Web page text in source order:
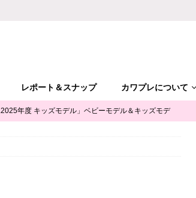
レポート＆スナップ カワプレについて
年度 キッズモデル」ベビーモデル＆キッズモデ
)」公式サポータージュニアモデル募集